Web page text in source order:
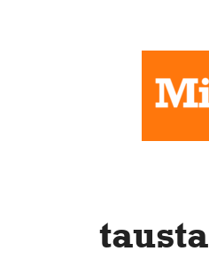
tausta